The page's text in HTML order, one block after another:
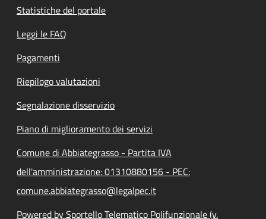
Statistiche del portale
Leggi le FAQ
Pagamenti
Riepilogo valutazioni
Segnalazione disservizio
Piano di miglioramento dei servizi
Comune di Abbiategrasso - Partita IVA
dell'amministrazione: 01310880156 - PEC:
comune.abbiategrasso@legalpec.it
Powered by Sportello Telematico Polifunzionale (v.